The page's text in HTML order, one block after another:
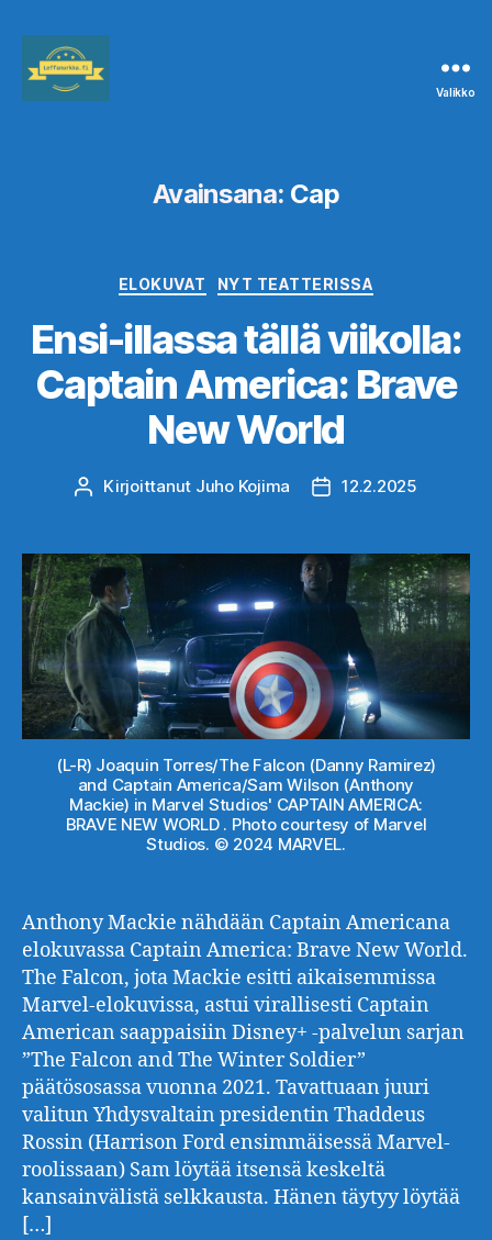
Valikko
Avainsana: Cap
Kategoriat
ELOKUVAT NYT TEATTERISSA
Ensi-illassa tällä viikolla:
Captain America: Brave
New World
Kirjoittaja
Kirjoittanut Juho Kojima Julkaisupäivämäärä
12.2.2025
(L-R) Joaquin Torres/The Falcon (Danny Ramirez)
and Captain America/Sam Wilson (Anthony
Mackie) in Marvel Studios' CAPTAIN AMERICA:
BRAVE NEW WORLD . Photo courtesy of Marvel
Studios. © 2024 MARVEL.
Anthony Mackie nähdään Captain Americana
elokuvassa Captain America: Brave New World.
The Falcon, jota Mackie esitti aikaisemmissa
Marvel-elokuvissa, astui virallisesti Captain
American saappaisiin Disney+ -palvelun sarjan
”The Falcon and The Winter Soldier”
päätösosassa vuonna 2021. Tavattuaan juuri
valitun Yhdysvaltain presidentin Thaddeus
Rossin (Harrison Ford ensimmäisessä Marvel-
roolissaan) Sam löytää itsensä keskeltä
kansainvälistä selkkausta. Hänen täytyy löytää
[…]